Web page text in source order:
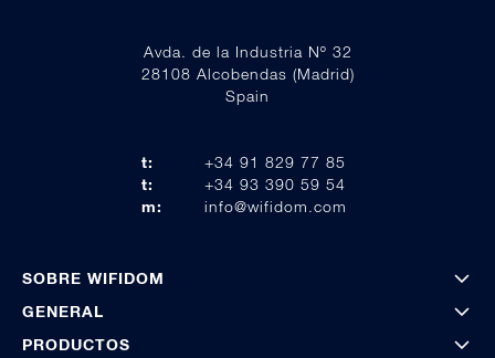
Avda. de la Industria Nº 32
28108 Alcobendas (Madrid)
Spain
t:
+34 91 829 77 85
t:
+34 93 390 59 54
m:
info@wifidom.com
SOBRE WIFIDOM
GENERAL
PRODUCTOS